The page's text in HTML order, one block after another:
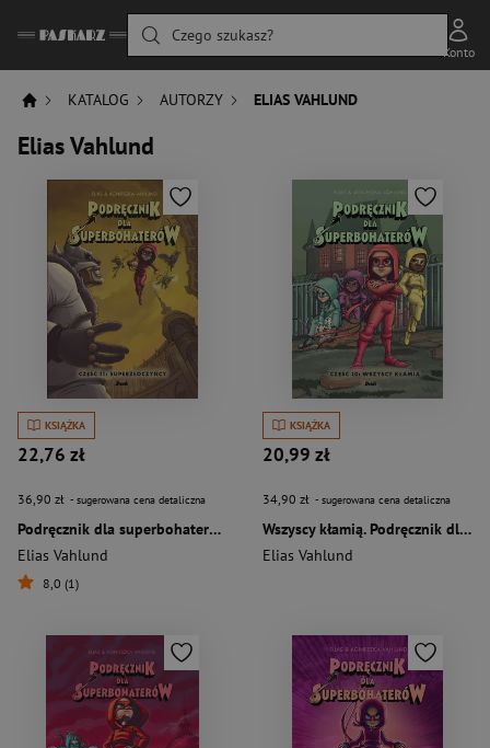
Czego szukasz?
Konto
KATALOG AUTORZY ELIAS VAHLUND
Elias Vahlund
KSIĄŻKA
22,76 zł
36,90 zł - sugerowana cena detaliczna
Podręcznik dla superbohaterów. Część 11: Superzłoczyńcy
Elias Vahlund
8,0 (1)
KSIĄŻKA
20,99 zł
34,90 zł - sugerowana cena detaliczna
Wszyscy kłamią. Podręcznik dla superbohaterów. Tom 10
Elias Vahlund